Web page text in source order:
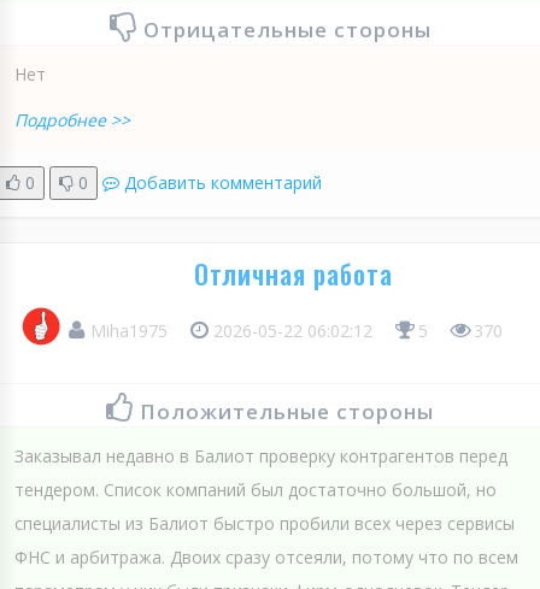
Отрицательные стороны
Нет
Подробнее >>
0 0 Добавить комментарий
Отличная работа
Miha1975 2026-05-22 06:02:12 5 370
Положительные стороны
Заказывал недавно в Балиот проверку контрагентов перед
тендером. Список компаний был достаточно большой, но
специалисты из Балиот быстро пробили всех через сервисы
ФНС и арбитража. Двоих сразу отсеяли, потому что по всем